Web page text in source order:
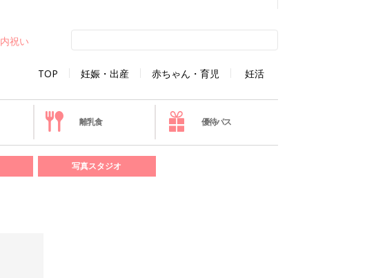
TOP 妊娠・出産 赤ちゃん・育児 妊活
内祝い
離乳食 優待パス
写真スタジオ